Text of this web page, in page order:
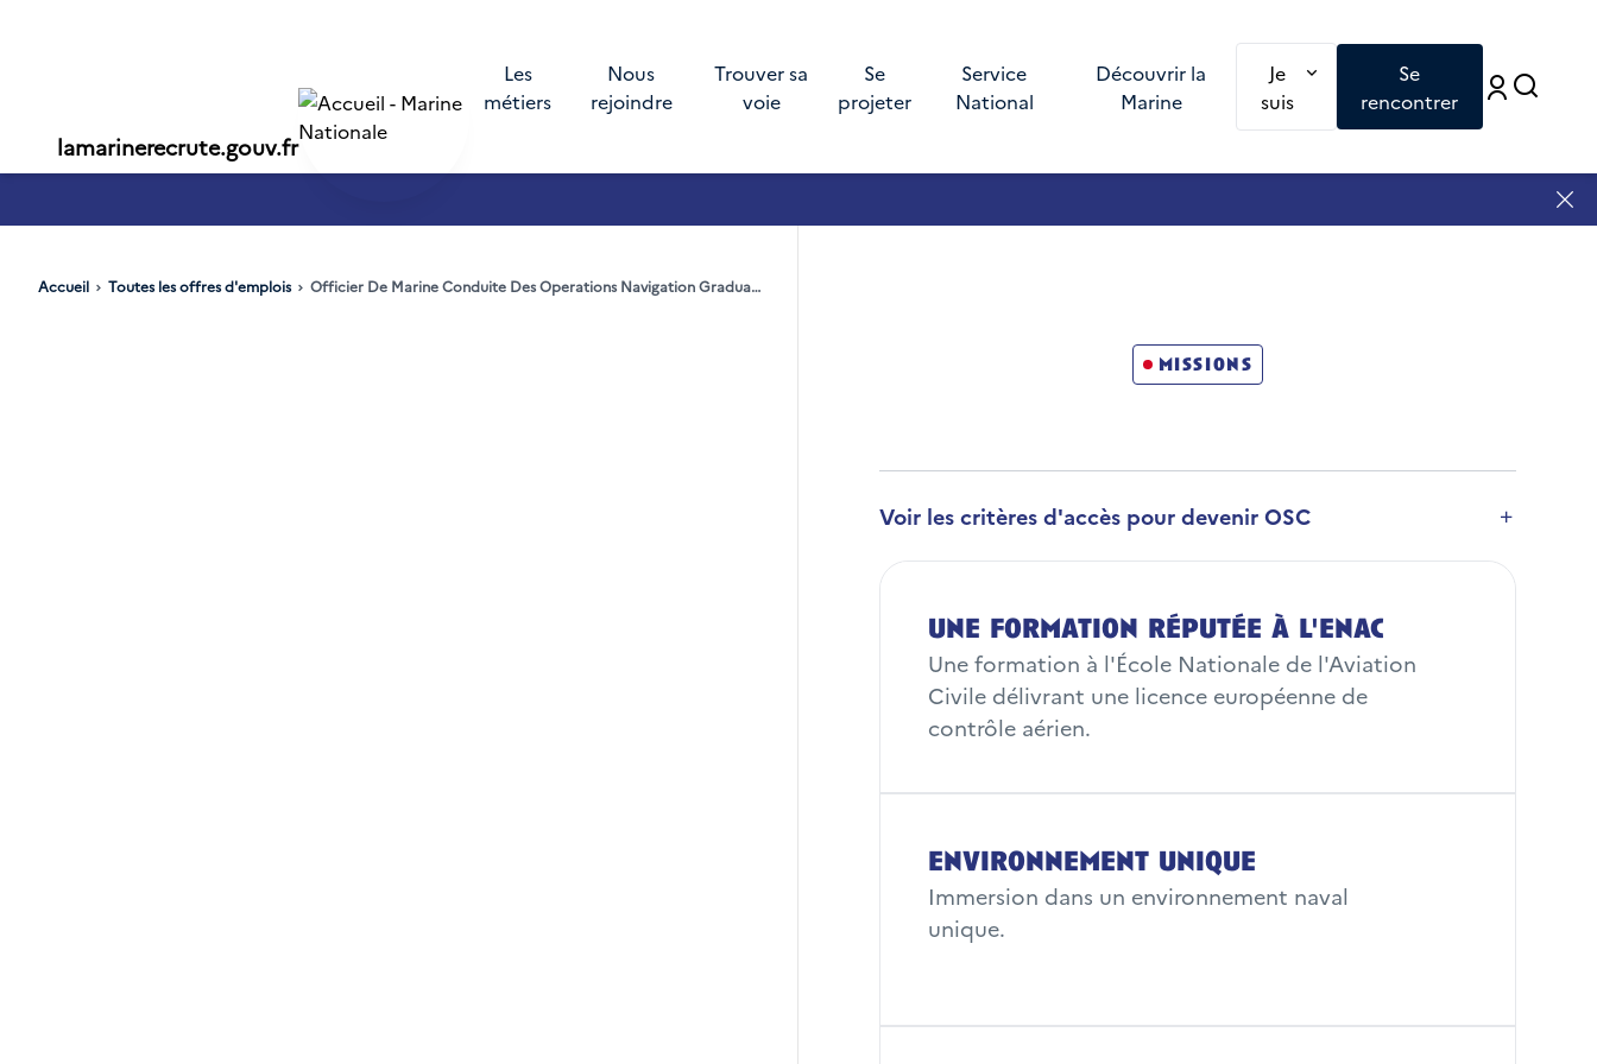
lamarinerecrute.gouv.fr
Les
métiers
Nous
rejoindre
Trouver sa
voie
Se
projeter
Service
National
Découvrir la
Marine
Je
suis
Redirection vers une nouvelle page :
Se
rencontrer
Accueil Toutes les offres d'emplois Officier De Marine Conduite Des Operations Navigation Graduate Program Hf OSC 019
missions
Voir les critères d'accès pour devenir OSC
Développer la section
Savoir nager
Être de nationalité française
Avoir accompli sa Journée de Défense et de Citoyenneté (JDC ;
ex-JAPD)
Etre âgé de 21 ans à moins de 27 ans au 1er janvier de l'année de
une formation réputée à l'enac
Une formation à l'École Nationale de l'Aviation
Civile délivrant une licence européenne de
contrôle aérien.
environnement unique
Immersion dans un environnement naval
unique.